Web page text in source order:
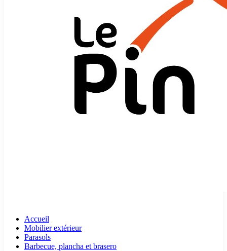
Accueil
Mobilier extérieur
Parasols
Barbecue, plancha et brasero